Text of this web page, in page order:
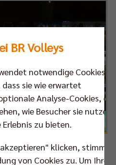
Herfet
BR Volleys
notwendige Cookies,
sie wie erwartet
Analyse-Cookies, die
wie Besucher sie nutzen,
zu bieten.
klicken, stimmen
von Cookies zu. Um Ihre